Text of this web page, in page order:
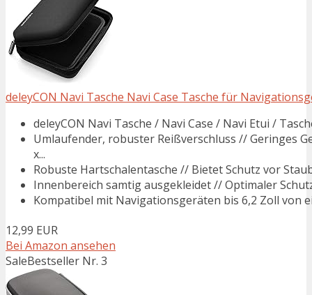
deleyCON Navi Tasche Navi Case Tasche für
deleyCON Navi Tasche / Navi Case / Navi Etui /
Umlaufender, robuster Reißverschluss // Geringes
x...
Robuste Hartschalentasche // Bietet Schutz vor
Innenbereich samtig ausgekleidet // Optimaler
Kompatibel mit Navigationsgeräten bis 6,2 Zoll von
12,99 EUR
Bei Amazon ansehen
SaleBestseller Nr. 3